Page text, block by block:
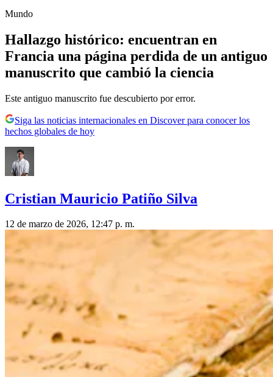
Mundo
Hallazgo histórico: encuentran en
Francia una página perdida de un antiguo
manuscrito que cambió la ciencia
Este antiguo manuscrito fue descubierto por error.
Siga las noticias internacionales en Discover para conocer los
hechos globales de hoy
Cristian Mauricio Patiño Silva
12 de marzo de 2026, 12:47 p. m.